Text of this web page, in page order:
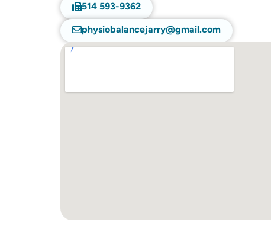
514 593-9362
physiobalancejarry@gmail.com